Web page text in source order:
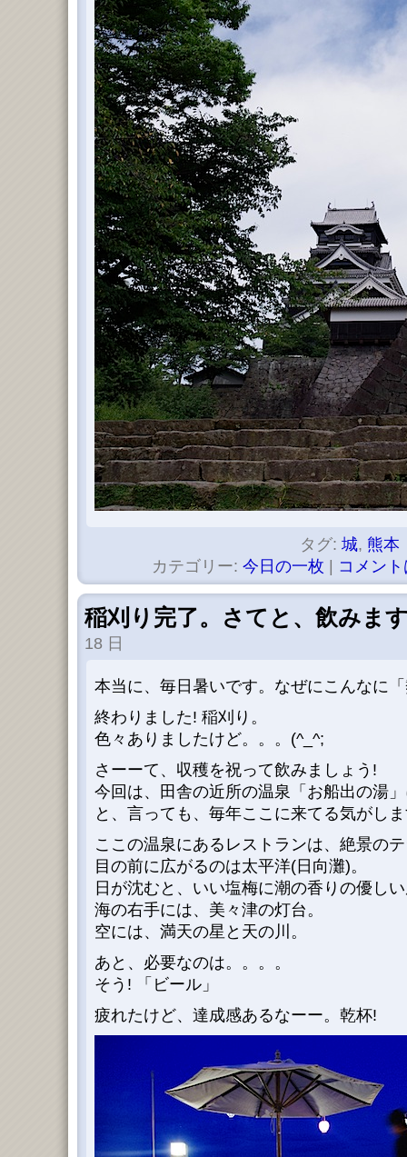
タグ: 城, 熊本
カテゴリー: 今日の一枚 コメン
稲刈り完了。さてと、飲みま
18 日
本当に、毎日暑いです。なぜにこんなに
終わりました! 稲刈り。
色々ありましたけど。。。(^_^;
さーーて、収穫を祝って飲みましょう!
今回は、田舎の近所の温泉「お船出の湯
と、言っても、毎年ここに来てる気がし
ここの温泉にあるレストランは、絶景の
目の前に広がるのは太平洋(日向灘)。
日が沈むと、いい塩梅に潮の香りの優し
海の右手には、美々津の灯台。
空には、満天の星と天の川。
あと、必要なのは。。。。
そう! 「ビール」
疲れたけど、達成感あるなーー。乾杯!